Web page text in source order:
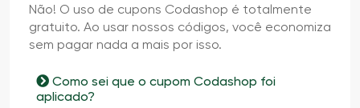
Não! O uso de cupons Codashop é totalmente
gratuito. Ao usar nossos códigos, você economiza
sem pagar nada a mais por isso.
Como sei que o cupom Codashop foi
aplicado?